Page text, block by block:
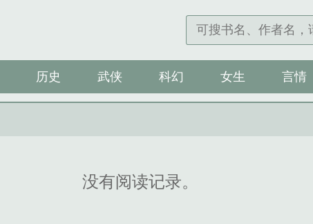
历史 武侠 科幻 女生 言情
没有阅读记录。